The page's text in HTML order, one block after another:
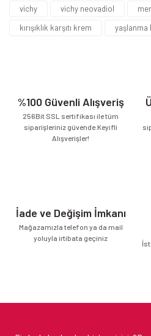
vichy
vichy neovadiol
kırışıklık karşıtı krem
yaşlanma
%100 Güvenli Alışveriş
256Bit SSL sertifikası ile tüm
siparişleriniz güvende.Keyifli
Alışverişler!
İade ve Değişim İmkanı
Mağazamızla telefon ya da mail
yoluyla irtibata geçiniz